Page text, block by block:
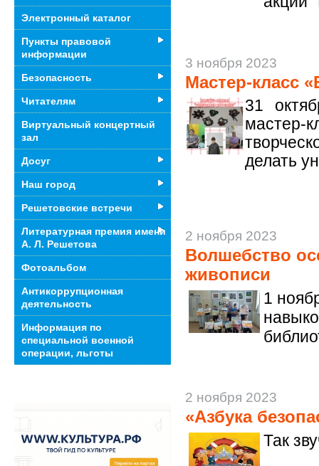
3 ноября 2023
Мастер-класс
31
мастер-
делать
2 ноября 2023
Волшебство
живописи
1
2 ноября 2023
«Азбука
Так
Электронный каталог
Пункты правовой
информации
Безопасность
Читателям
Виртуальный концертный
зал
Досуг
Наш город
Решетовские встречи
Литературная премия имени
А. Л. Решетова
Фотоальбом
Антикоррупционная
деятельность
Информация по
специальной военной
операции, льготы